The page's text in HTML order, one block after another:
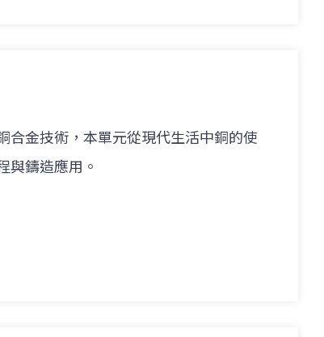
合金技術，本單元從現代生活中銅的使
與鑄造應用。